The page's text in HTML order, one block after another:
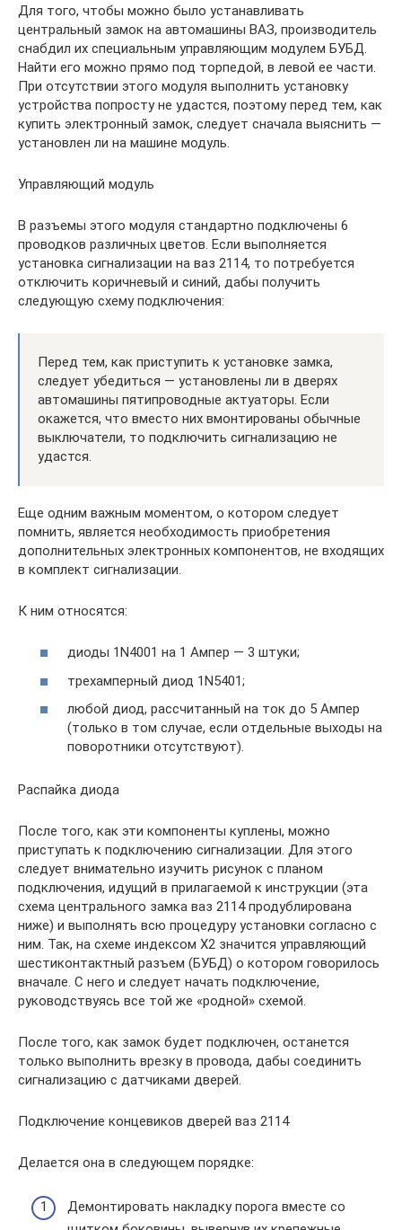
Для того, чтобы можно было устанавливать
центральный замок на автомашины ВАЗ, производитель
снабдил их специальным управляющим модулем БУБД.
Найти его можно прямо под торпедой, в левой ее части.
При отсутствии этого модуля выполнить установку
устройства попросту не удастся, поэтому перед тем, как
купить электронный замок, следует сначала выяснить —
установлен ли на машине модуль.
Управляющий модуль
В разъемы этого модуля стандартно подключены 6
проводков различных цветов. Если выполняется
установка сигнализации на ваз 2114, то потребуется
отключить коричневый и синий, дабы получить
следующую схему подключения:
Перед тем, как приступить к установке замка,
следует убедиться — установлены ли в дверях
автомашины пятипроводные актуаторы. Если
окажется, что вместо них вмонтированы обычные
выключатели, то подключить сигнализацию не
удастся.
Еще одним важным моментом, о котором следует
помнить, является необходимость приобретения
дополнительных электронных компонентов, не входящих
в комплект сигнализации.
К ним относятся:
диоды 1N4001 на 1 Ампер — 3 штуки;
трехамперный диод 1N5401;
любой диод, рассчитанный на ток до 5 Ампер
(только в том случае, если отдельные выходы на
поворотники отсутствуют).
Распайка диода
После того, как эти компоненты куплены, можно
приступать к подключению сигнализации. Для этого
следует внимательно изучить рисунок с планом
подключения, идущий в прилагаемой к инструкции (эта
схема центрального замка ваз 2114 продублирована
ниже) и выполнять всю процедуру установки согласно с
ним. Так, на схеме индексом Х2 значится управляющий
шестиконтактный разъем (БУБД) о котором говорилось
вначале. С него и следует начать подключение,
руководствуясь все той же «родной» схемой.
После того, как замок будет подключен, останется
только выполнить врезку в провода, дабы соединить
сигнализацию с датчиками дверей.
Подключение концевиков дверей ваз 2114
Делается она в следующем порядке:
Демонтировать накладку порога вместе со